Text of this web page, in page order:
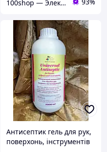
100shop — Электроника и расходники / маникюр и салоны красоты!
Антисептик гель для рук,
поверхонь, інструментів